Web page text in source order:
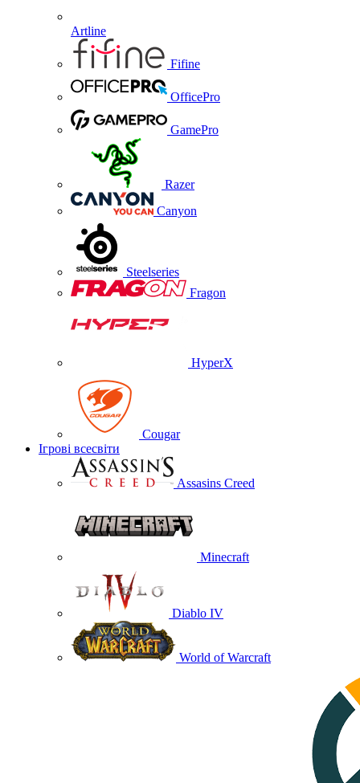
Artline
Fifine
OfficePro
GamePro
Razer
Canyon
Steelseries
Fragon
HyperX
Cougar
Ігрові всесвіти
Assasins Creed
Minecraft
Diablo IV
World of Warcraft